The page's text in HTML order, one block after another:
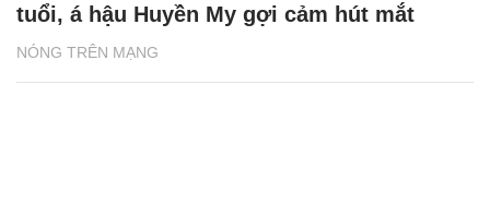
NÓNG TRÊN MẠNG
tuổi, á hậu Huyền My gợi cảm hút mắt